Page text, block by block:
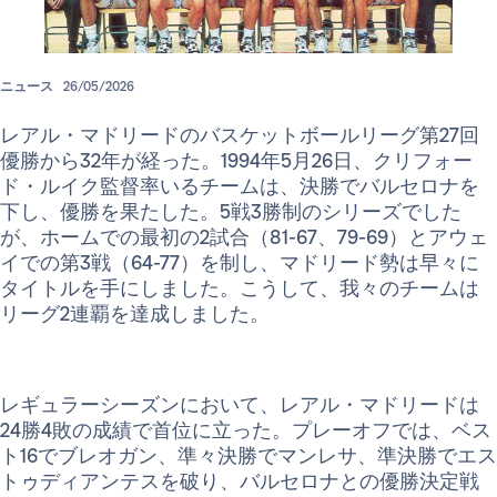
ニュース 26/05/2026
レアル・マドリードのバスケットボールリーグ第27回
優勝から32年が経った。1994年5月26日、クリフォー
ド・ルイク監督率いるチームは、決勝でバルセロナを
下し、優勝を果たした。5戦3勝制のシリーズでした
が、ホームでの最初の2試合（81-67、79-69）とアウェ
イでの第3戦（64-77）を制し、マドリード勢は早々に
タイトルを手にしました。こうして、我々のチームは
リーグ2連覇を達成しました。
レギュラーシーズンにおいて、レアル・マドリードは
24勝4敗の成績で首位に立った。プレーオフでは、ベス
ト16でブレオガン、準々決勝でマンレサ、準決勝でエス
トゥディアンテスを破り、バルセロナとの優勝決定戦